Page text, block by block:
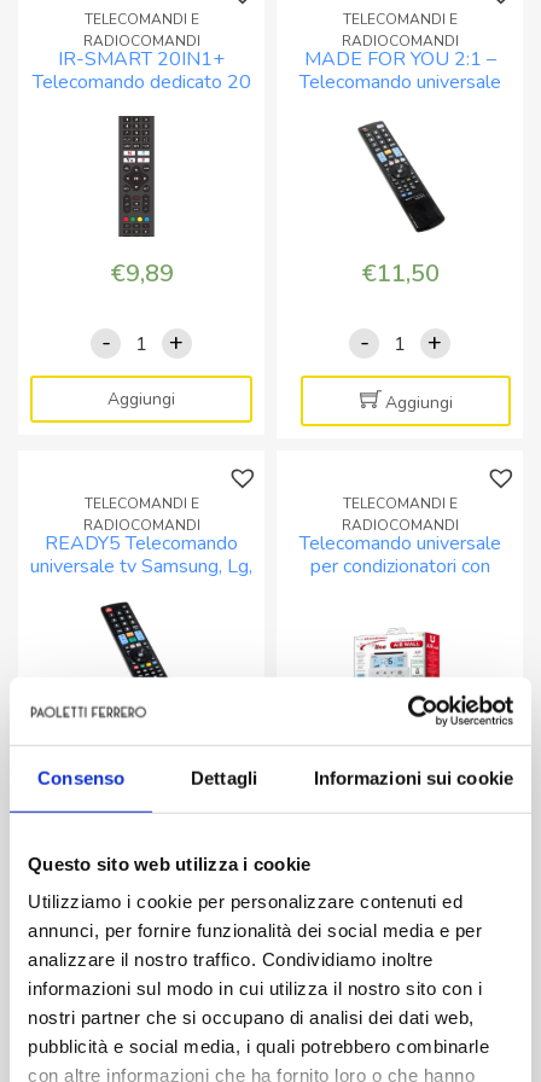
Consenso Dettagli Informazioni sui cookie
Questo sito web utilizza i cookie
Utilizziamo i cookie per personalizzare contenuti ed
annunci, per fornire funzionalità dei social media e per
analizzare il nostro traffico. Condividiamo inoltre
informazioni sul modo in cui utilizza il nostro sito con i
nostri partner che si occupano di analisi dei dati web,
pubblicità e social media, i quali potrebbero combinarle
con altre informazioni che ha fornito loro o che hanno
TELECOMANDI E
RADIOCOMANDI
IR-SMART 20IN1+
Telecomando dedicato 20
€9,89
-
IR-
SMART
20IN1+
Telecomando
in
1,
pronto
all'uso
quantità
+
Aggiungi
TELECOMANDI E
RADIOCOMANDI
MADE FOR YOU 2:1 –
Telecomando universale
€11,50
-
MADE
FOR
YOU
2:1
universale
programmabile
2:1
+
Aggiungi
TELECOMANDI E
RADIOCOMANDI
READY5 Telecomando
universale tv Samsung, Lg,
Telecomando
tv
Samsung,
Lg,
Sony,
Philips
Panasonic
TELECOMANDI E
RADIOCOMANDI
Telecomando universale
per condizionatori con
condizionatori
con
display
retroilluminato
quantità
TELECOMANDI E
RADIOCOMANDI
UNIVERSAL EASY -
Telecomando universale
con tasti essenziali per TV